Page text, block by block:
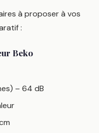
à proposer à vos
:
Beko
– 64 dB